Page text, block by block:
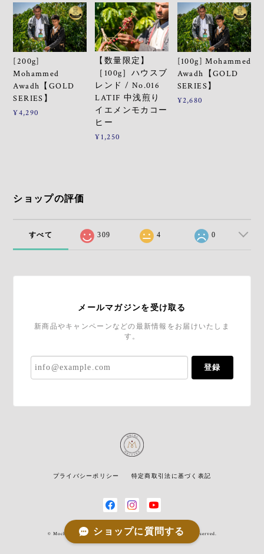
[200g]
Mohammed
Awadh【GOLD
SERIES】
¥4,290
【数量限定】
［100g］ハウスブ
レンド / No.016
LATIF 中浅煎り
イエメンモカコー
ヒー
¥1,250
[100g] Mohammed
Awadh【GOLD
SERIES】
¥2,680
ショップの評価
すべて 309 4 0
メールマガジンを受け取る
新商品やキャンペーンなどの最新情報をお届けいたしま
す。
登録
プライバシーポリシー 特定商取引法に基づく表記
© Mocha Origins / イエメン産モカコーヒー専門店 All rights reserved.
ショップに質問する